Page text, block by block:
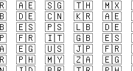
🇦🇪 🇸🇬 🇹🇭 🇲🇽
🇩🇪 🇨🇳 🇰🇷 🇦🇪
🇪🇸 🇵🇸 🇱🇧 🇩🇪
🇫🇷 🇮🇹 🇬🇧 🇪🇸
🇪🇬 🇺🇸 🇯🇵 🇫🇷
🇵🇭 🇲🇾 🇿🇦 🇪🇬